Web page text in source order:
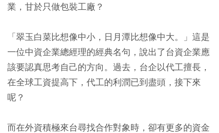
業，甘於只做包裝工廠？
「翠玉白菜比想像中小，日月潭比想像中大。」這是
一位中資企業總經理的經典名句，說出了台資企業應
該要認真思考自己的方向。過去，台企以代工擅長，
在全球工資提高下，代工的利潤已到盡頭，接下來
呢？
而在外資積極來台尋找合作對象時，卻有更多的資金